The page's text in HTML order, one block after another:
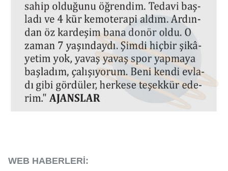
WEB HABERLERİ: